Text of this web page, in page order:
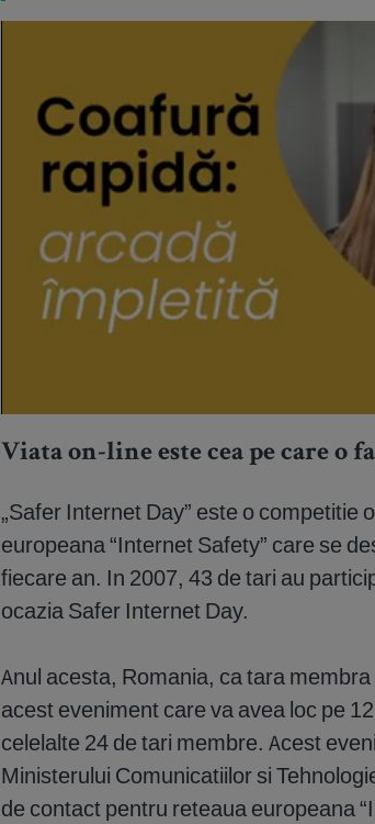
Viata on-line este cea pe care o
„Safer Internet Day” este o
europeana “Internet Safety” care se
fiecare an. In 2007, 43 de tari au
ocazia Safer Internet Day.
Anul acesta, Romania, ca tara
acest eveniment care va avea loc pe
celelalte 24 de tari membre. Acest
Ministerului Comunicatiilor si
de contact pentru reteaua europeana